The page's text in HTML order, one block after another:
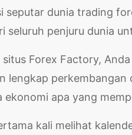
seputar dunia trading
seluruh penjuru dunia
situs Forex Factory,
lengkap
ekonomi apa yang
kali melihat